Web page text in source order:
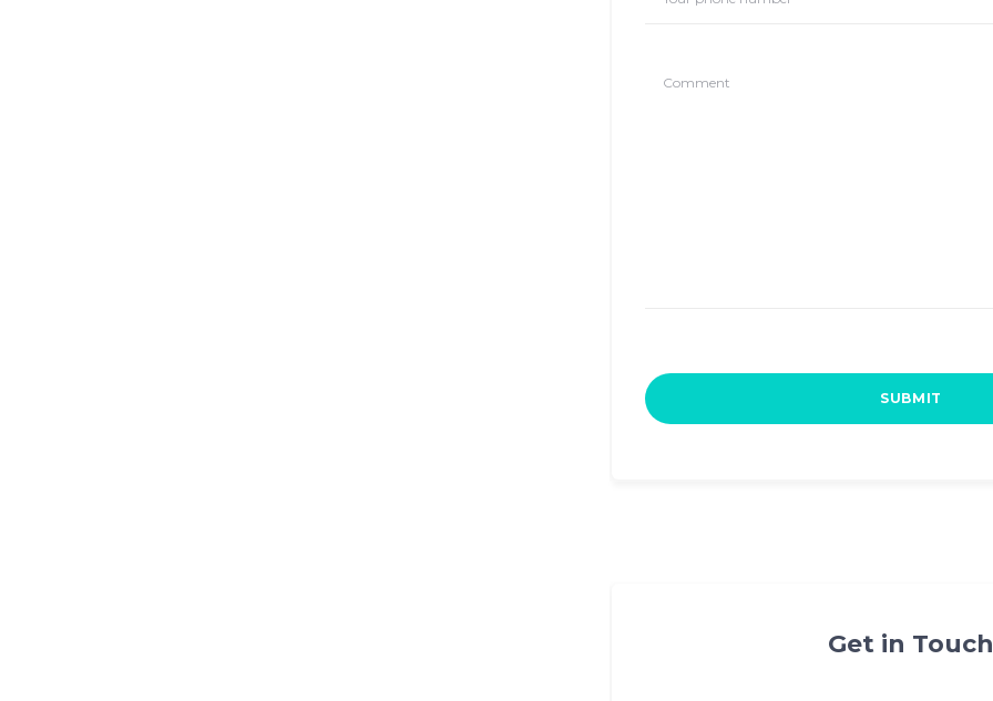
Get in Touch